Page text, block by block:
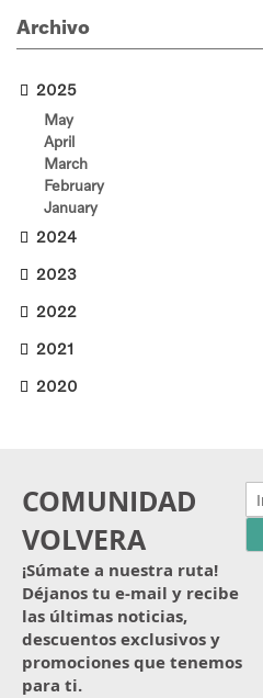
Archivo
2025
May
April
March
February
January
2024
2023
2022
2021
2020
COMUNIDAD
VOLVERA
¡Súmate a nuestra ruta!
Déjanos tu e-mail y recibe
las últimas noticias,
descuentos exclusivos y
promociones que tenemos
para ti.